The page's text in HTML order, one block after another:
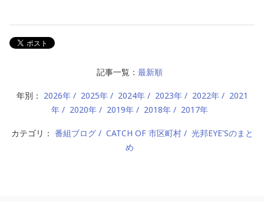
記事一覧： 最新順
年別： 2026年 2025年 2024年 2023年 2022年
2021
年
2020年 2019年 2018年 2017年
カテゴリ： 番組ブログ CATCH OF 市区町村
光邦EYE'Sのまと
め